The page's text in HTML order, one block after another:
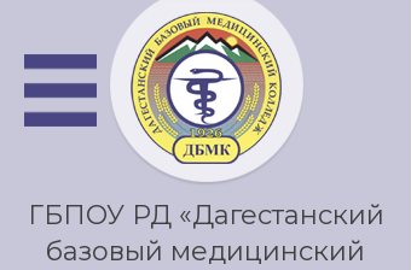
ГБПОУ РД «Дагестанский
базовый медицинский